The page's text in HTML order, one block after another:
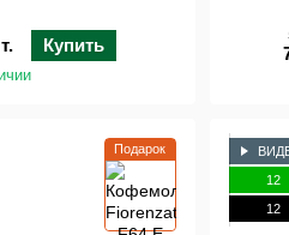
Купить
Подарок
12
12